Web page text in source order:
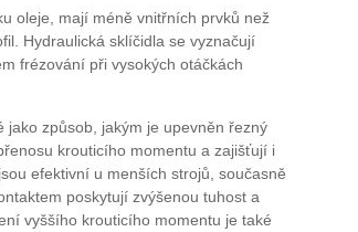
oleje, mají méně vnitřních prvků než
Hydraulická sklíčidla se vyznačují
frézování při vysokých otáčkách
způsob, jakým je upevněn řezný
krouticího momentu a zajišťují i
efektivní u menších strojů, současně
poskytují zvýšenou tuhost a
vyššího krouticího momentu je také